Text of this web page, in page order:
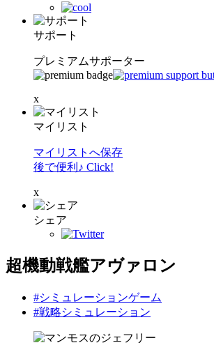
サポート
プレミアムサポーター
x
マイリスト
マイリストへ保存
後で便利♪ Click!
x
シェア
超機動戦艦アヴァロン
#シミュレーションゲーム
#戦略シミュレーション